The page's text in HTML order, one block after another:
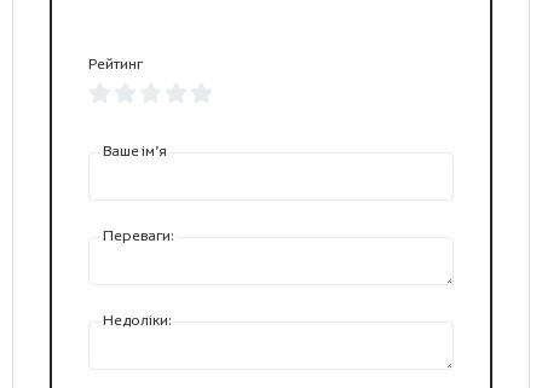
Рейтинг
Ваше ім’я
Переваги:
Недоліки: